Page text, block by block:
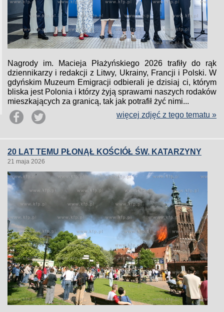
Nagrody im. Macieja Płażyńskiego 2026 trafiły do rąk
dziennikarzy i redakcji z Litwy, Ukrainy, Francji i Polski. W
gdyńskim Muzeum Emigracji odbierali je dzisiaj ci, którym
bliska jest Polonia i którzy żyją sprawami naszych rodaków
mieszkających za granicą, tak jak potrafił żyć nimi...
więcej zdjęć z tego tematu »
20 LAT TEMU PŁONĄŁ KOŚCIÓŁ ŚW. KATARZYNY
21 maja 2026